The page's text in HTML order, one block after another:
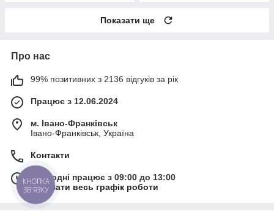
Показати ще
Про нас
99% позитивних з 2136 відгуків за рік
Працює з 12.06.2024
м. Івано-Франківськ
Івано-Франківськ, Україна
Контакти
Сьогодні працює з 09:00 до 13:00
Показати весь графік роботи
КНОПКА
ЗВ'ЯЗКУ